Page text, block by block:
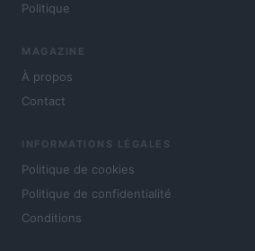
Politique
MAGAZINE
À propos
Contact
INFORMATIONS LÉGALES
Politique de cookies
Politique de confidentialité
Conditions